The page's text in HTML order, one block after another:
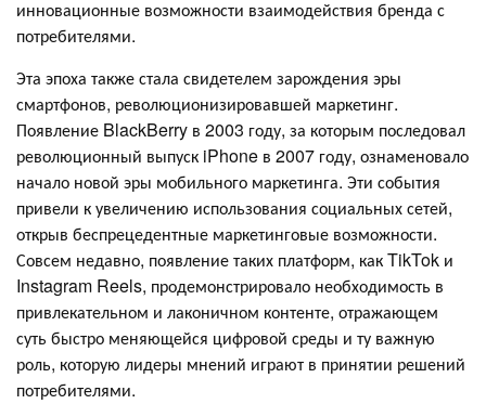
инновационные возможности взаимодействия бренда с
потребителями.
Эта эпоха также стала свидетелем зарождения эры
смартфонов, революционизировавшей маркетинг.
Появление BlackBerry в 2003 году, за которым последовал
революционный выпуск iPhone в 2007 году, ознаменовало
начало новой эры мобильного маркетинга. Эти события
привели к увеличению использования социальных сетей,
открыв беспрецедентные маркетинговые возможности.
Совсем недавно, появление таких платформ, как TikTok и
Instagram Reels, продемонстрировало необходимость в
привлекательном и лаконичном контенте, отражающем
суть быстро меняющейся цифровой среды и ту важную
роль, которую лидеры мнений играют в принятии решений
потребителями.